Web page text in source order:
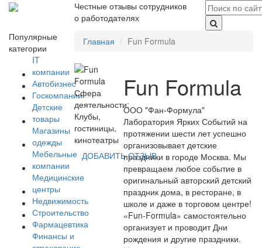
Честные отзывы сотрудников
о работодателях
Популярные
категории
IT
компании
Автобизнес
Госкомпании
Детские
товары
Магазины
одежды
Мебельные
компании
Медицинские
центры
Недвижимость
Строительство
Фармацевтика
Финансы и
Главная Fun Formula
Сфера
деятельности:
Клубы,
гостиницы,
кинотеатры
ДОБАВИТЬ ОТЗЫВ
Fun Formula
ООО "Фан-Формула"
Лаборатория Ярких Событий на
протяжении шести лет успешно
организовывает детские
праздники в городе Москва. Мы
превращаем любое событие в
оригинальный авторский детский
праздник дома, в ресторане, в
школе и даже в торговом центре!
«Fun-Formula» самостоятельно
организует и проводит Дни
рождения и другие праздники.